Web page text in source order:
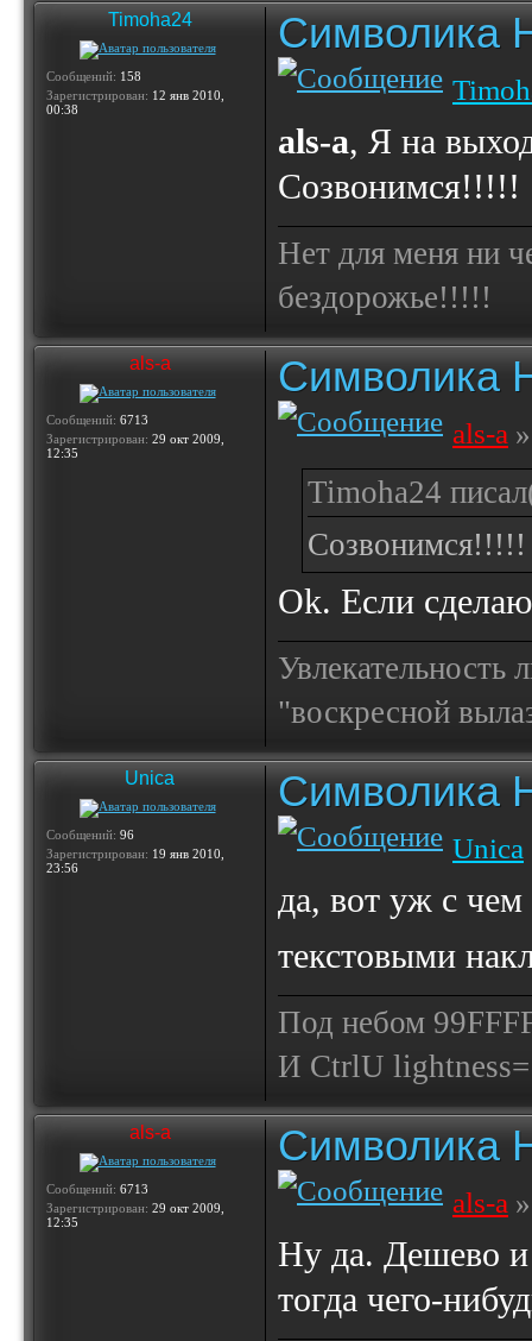
Timoha24
Сообщений: 158
Зарегистрирован: 12 янв 2010,
00:38
Символика
als-a, Я на
Созвонимся!!!!!
Нет для меня ни
бездорожье!!!!!
als-a
Сообщений: 6713
Зарегистрирован: 29 окт 2009,
12:35
Символика
als-a
Timoha24
Созвонимся!!!!!
Ok. Если
Увлекательность
"воскресной
Unica
Сообщений: 96
Зарегистрирован: 19 янв 2010,
23:56
Символика
Unica
да, вот уж с чем
текстовыми
Под небом
И СtrlU
als-a
Сообщений: 6713
Зарегистрирован: 29 окт 2009,
12:35
Символика
als-a
Ну да. Дешево и
тогда чего-